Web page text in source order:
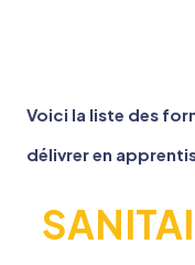
Voici la liste des
délivrer en